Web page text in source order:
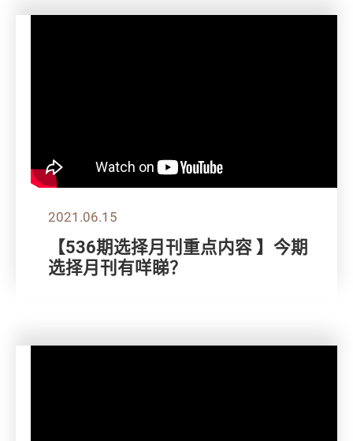
2021.06.15
【536期选择月刊重点内容 】今期
选择月刊有咩睇？